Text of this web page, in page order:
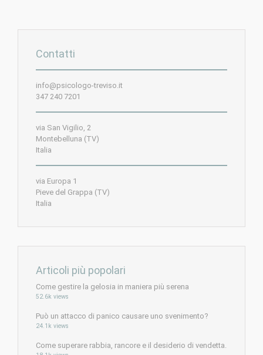
Contatti
info@psicologo-treviso.it
347 240 7201
via San Vigilio, 2
Montebelluna (TV)
Italia
via Europa 1
Pieve del Grappa (TV)
Italia
Articoli più popolari
Come gestire la gelosia in maniera più serena
52.6k views
Può un attacco di panico causare uno svenimento?
24.1k views
Come superare rabbia, rancore e il desiderio di vendetta.